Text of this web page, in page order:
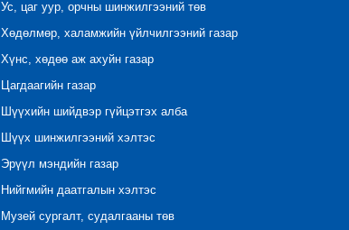
Ус, цаг уур, орчны шинжилгээний төв
Хөдөлмөр, халамжийн үйлчилгээний газар
Хүнс, хөдөө аж ахуйн газар
Цагдаагийн газар
Шүүхийн шийдвэр гүйцэтгэх алба
Шүүх шинжилгээний хэлтэс
Эрүүл мэндийн газар
Нийгмийн даатгалын хэлтэс
Музей сургалт, судалгааны төв